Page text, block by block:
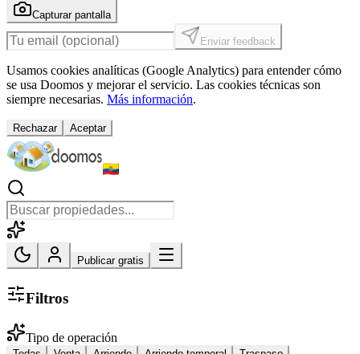
Capturar pantalla
Enviar feedback
Usamos cookies analíticas (Google Analytics) para entender cómo
se usa Doomos y mejorar el servicio. Las cookies técnicas son
siempre necesarias. Más información.
Rechazar Aceptar
Publicar gratis
Filtros
Tipo de operación